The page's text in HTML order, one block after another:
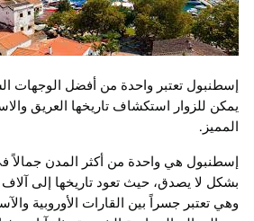
إسطنبول تعتبر واحدة من أفضل الوجهات
يمكن للزوار استكشاف تاريخها العريق
المميز.
إسطنبول هي واحدة من أكثر المدن جمالاً
بشكل لا يصدق، حيث تعود تاريخها إلى آلاف
وهي تعتبر جسراً بين القارات الأوروبية